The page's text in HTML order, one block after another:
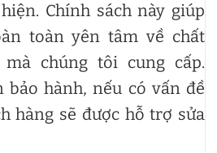
Chính sách này giúp
toàn yên tâm về chất
chúng tôi cung cấp.
bảo hành, nếu có vấn đề
hàng sẽ được hỗ trợ sửa